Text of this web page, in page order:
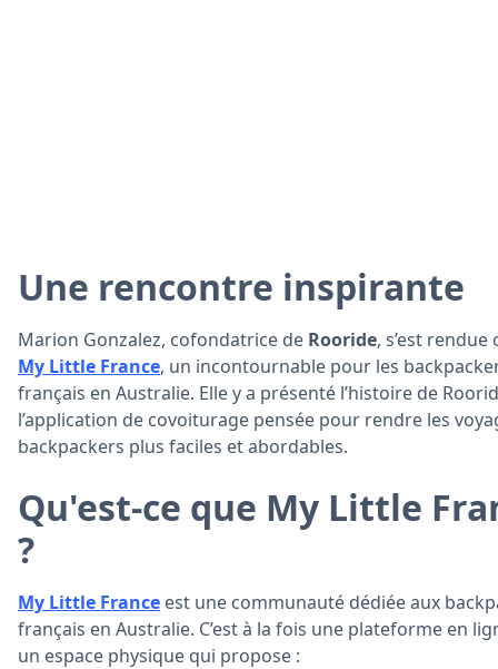
Une rencontre inspirante
Marion Gonzalez, cofondatrice de Rooride, s’est rendue
My Little France, un incontournable pour les
français en Australie. Elle y a présenté l’histoire de
l’application de covoiturage pensée pour rendre les
backpackers plus faciles et abordables.
Qu'est-ce que My Little
?
My Little France est une communauté dédiée aux
français en Australie. C’est à la fois une plateforme en
un espace physique qui propose :